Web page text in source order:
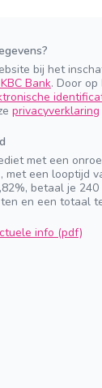
bij het
Bank. Door
privacyverklaring
met een
met een looptijd
betaal je
en een totaal
info (pdf)